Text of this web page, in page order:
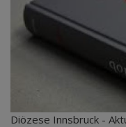
Diözese Innsbruck -